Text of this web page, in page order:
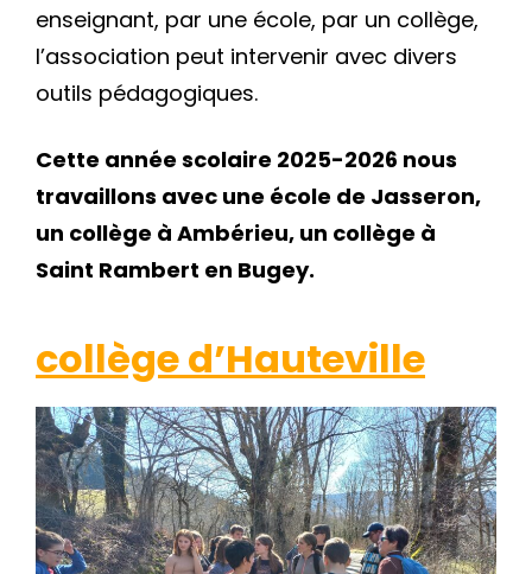
enseignant, par une école, par un collège,
l’association peut intervenir avec divers
outils pédagogiques.
Cette année scolaire 2025-2026 nous
travaillons avec une école de Jasseron,
un collège à Ambérieu, un collège à
Saint Rambert en Bugey.
collège d’Hauteville